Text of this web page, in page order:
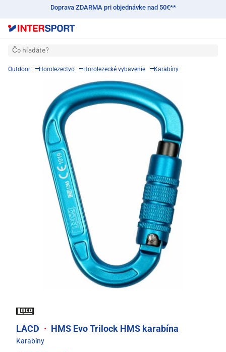
Doprava ZDARMA pri objednávke nad 50€**
Čo hľadáte?
Outdoor Horolezectvo Horolezecké vybavenie Karabíny
LACD · HMS Evo Trilock HMS karabína
Karabíny